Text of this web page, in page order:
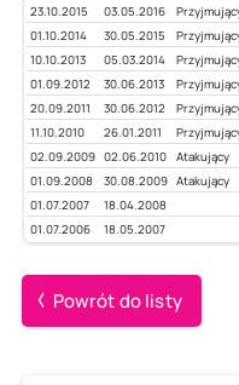
23.10.2015 03.05.2016
01.10.2014 30.05.2015
10.10.2013 05.03.2014
01.09.2012 30.06.2013
20.09.2011 30.06.2012
11.10.2010 26.01.2011
02.09.2009 02.06.2010 Atakujący
01.09.2008 30.08.2009 Atakujący
01.07.2007 18.04.2008
01.07.2006 18.05.2007
Powrót do listy